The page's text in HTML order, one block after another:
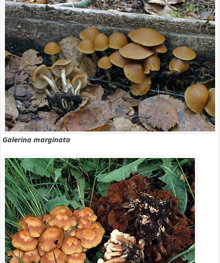
Galerina marginata